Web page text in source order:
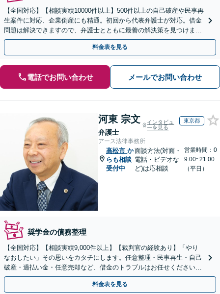
【全国対応】【相談実績10000件以上】500件以上の自己破産や民事再
生案件に対応、企業倒産にも精通。初回から代表弁護士が対応。借金
問題は解決できますので、弁護士とともに最善の解決策を見つけまし
ょう【初回相談無料】【法テラス利用可】
料金表を見る
電話でお問い合わせ メールでお問い合わせ
河東 宗文
弁護士
インタビュ
ーを見る
東京都
アース法律事務所
高松市 か
らも相談
受付中
面談方法(対面・
電話・ビデオな
ど)は応相談
営業時間：0
9:00~21:00
（平日）
奨学金の債務整理
【全国対応】【相談実績9,000件以上】【裁判官の経験あり】「やり
なおしたい」その思いをカタチにします。任意整理・民事再生・自己
破産・過払い金・任意売却など、借金のトラブルはお任せください。
【初回相談無料】【全国対応可能】
料金表を見る